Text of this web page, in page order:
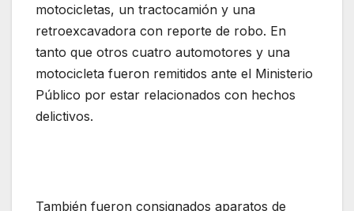
motocicletas, un tractocamión y una
retroexcavadora con reporte de robo. En
tanto que otros cuatro automotores y una
motocicleta fueron remitidos ante el Ministerio
Público por estar relacionados con hechos
delictivos.
También fueron consignados aparatos de